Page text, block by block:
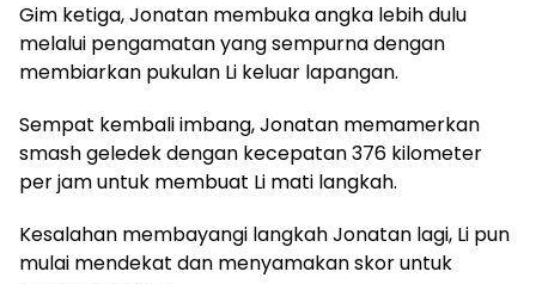
Gim ketiga, Jonatan membuka angka lebih dulu
melalui pengamatan yang sempurna dengan
membiarkan pukulan Li keluar lapangan.
Sempat kembali imbang, Jonatan memamerkan
smash geledek dengan kecepatan 376 kilometer
per jam untuk membuat Li mati langkah.
Kesalahan membayangi langkah Jonatan lagi, Li pun
mulai mendekat dan menyamakan skor untuk